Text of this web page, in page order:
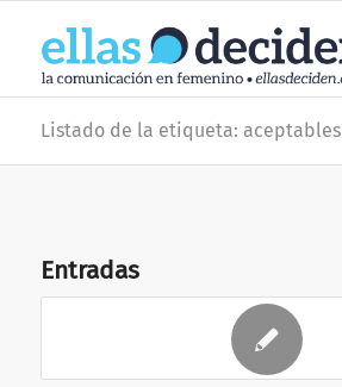
Listado de la etiqueta: aceptables
Entradas